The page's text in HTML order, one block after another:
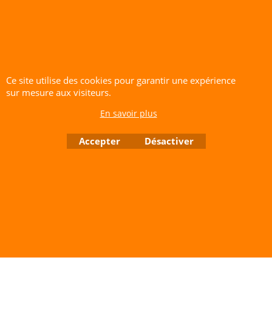
tout l'art du casse-tête !
CERF-VOLANT SERVICE 53 rue de Thubeauville 62650 Parenty. France
Site de Vente Par Correspondance.
Tél: 06 80 60 73 47 Mail: cerfvolantservice@gmail.com
Ce site utilise des cookies pour garantir une expérience
sur mesure aux visiteurs.
En savoir plus
Accepter Désactiver